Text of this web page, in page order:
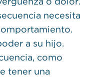
necesita
a su hijo.
como
tener una